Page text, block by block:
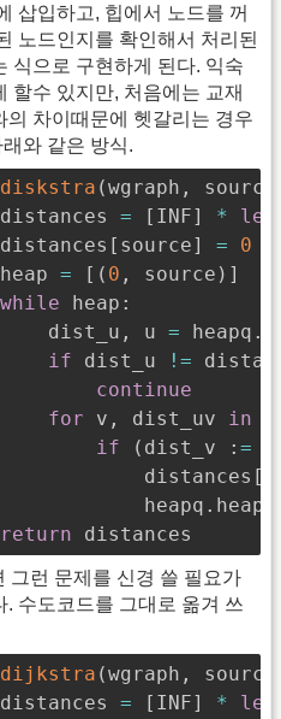
삽입하고, 힙에서 노드를 꺼
노드인지를 확인해서 처리된
식으로 구현하게 된다. 익숙
할수 있지만, 처음에는 교재
의 차이때문에 헷갈리는 경우
와 같은 방식.
diskstra (wgraph , source
= [ INF] * len
[ source] =
0
= [ ( 0 , source ) ]
while heap :
dist_u
, u = heapq .
if dist_u !=
continue
for v , dist_uv in
if
( dist_v : =
distances
[
heapq
.
return distances
그런 문제를 신경 쓸 필요가
. 수도코드를 그대로 옮겨 쓰
dijkstra (wgraph , source
= [ INF] * len